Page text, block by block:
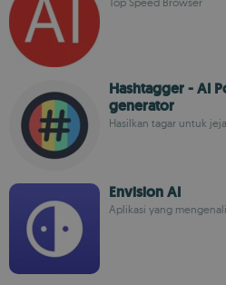
Hashtagger - AI
generator
Hasilkan tagar untuk
Envision AI
Aplikasi yang